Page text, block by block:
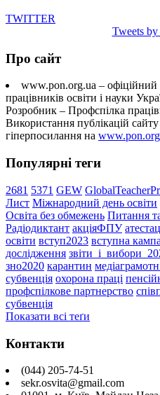
TWITTER
Tweets
Про сайт
www.pon.org.ua –
працівників освіти і науки
Розробник – Профспілка
Використання публікацій
гіперпосилання на
Популярні теги
2681 5371 GEW
Лист Міжнародний день освіти
Освіта без обмежень Питання
Радіодиктант акціяФПУ
освіти вступ2023 вступна
дослідження
зно2020 карантин
субвенція охорона праці
профспілкове партнерство
субвенція
Показати всі теґи
Контакти
(044) 205-74-51
sekr.osvita@gmail.com